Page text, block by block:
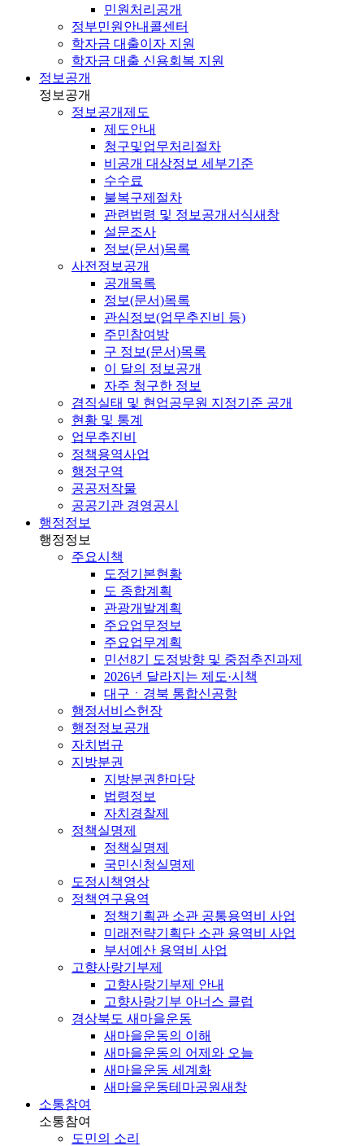
민원처리공개
정부민원안내콜센터
학자금 대출이자 지원
학자금 대출 신용회복 지원
정보공개
정보공개
정보공개제도
제도안내
청구및업무처리절차
비공개 대상정보 세부기준
수수료
불복구제절차
관련법령 및 정보공개서식새창
설문조사
정보(문서)목록
사전정보공개
공개목록
정보(문서)목록
관심정보(업무추진비 등)
주민참여방
구 정보(문서)목록
이 달의 정보공개
자주 청구한 정보
겸직실태 및 현업공무원 지정기준 공개
현황 및 통계
업무추진비
정책용역사업
행정구역
공공저작물
공공기관 경영공시
행정정보
행정정보
주요시책
도정기본현황
도 종합계획
관광개발계획
주요업무정보
주요업무계획
민선8기 도정방향 및 중점추진과제
2026년 달라지는 제도·시책
대구ㆍ경북 통합신공항
행정서비스헌장
행정정보공개
자치법규
지방분권
지방분권한마당
법령정보
자치경찰제
정책실명제
정책실명제
국민신청실명제
도정시책영상
정책연구용역
정책기획관 소관 공통용역비 사업
미래전략기획단 소관 용역비 사업
부서예산 용역비 사업
고향사랑기부제
고향사랑기부제 안내
고향사랑기부 아너스 클럽
경상북도 새마을운동
새마을운동의 이해
새마을운동의 어제와 오늘
새마을운동 세계화
새마을운동테마공원새창
소통참여
소통참여
도민의 소리